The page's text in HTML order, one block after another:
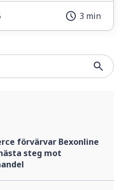
3 min
förvärvar Bexonline
steg mot